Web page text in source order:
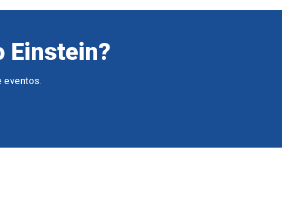
Einstein?
eventos.